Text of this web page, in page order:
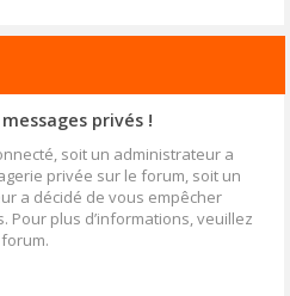
privés !
soit un administrateur a
privée sur le forum, soit un
a décidé de vous empêcher
Pour plus d’informations, veuillez